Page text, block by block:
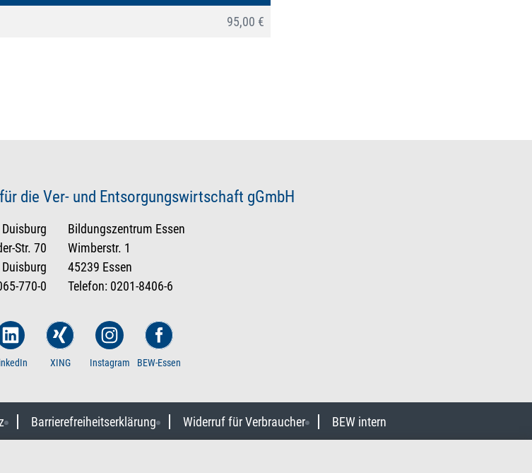
95,00 €
die Ver- und Entsorgungswirtschaft gGmbH
Str. 70
770-0
Bildungszentrum Essen
Wimberstr. 1
45239 Essen
Telefon: 0201-8406-6
XING Instagram BEW-Essen
Barrierefreiheitserklärung Widerruf für Verbraucher BEW intern